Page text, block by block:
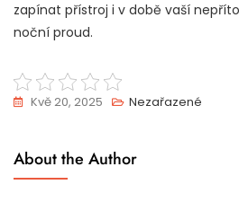
zapínat přístroj i v době vaší
noční proud.
Kvě 20, 2025 Nezařazené
About the Author